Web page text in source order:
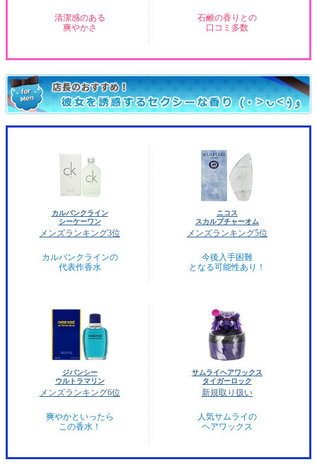
清潔感のある
爽やかさ
石鹸の香りとの
口コミ多数
カルバンクライン
シーケーワン
メンズランキング3位
カルバンクラインの
代表作香水
ニコス
スカルプチャーオム
メンズランキング5位
今後入手困難
となる可能性あり！
ジバンシー
ウルトラマリン
メンズランキング6位
爽やかといったら
この香水！
サムライヘアワックス
タイガーロック
新規取り扱い
人気サムライの
ヘアワックス